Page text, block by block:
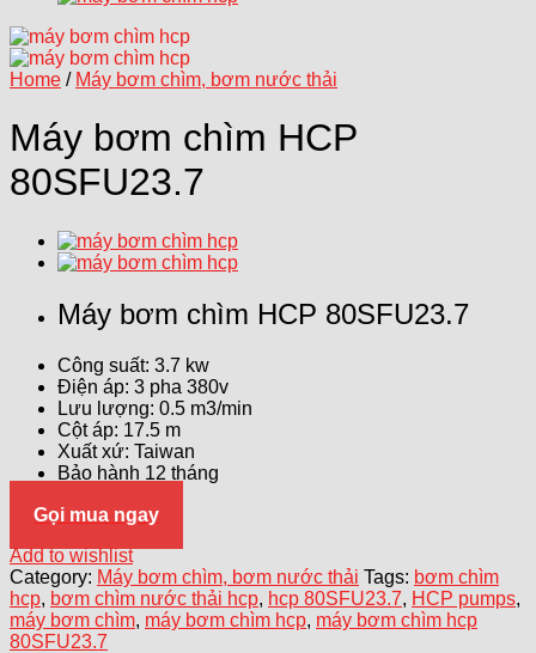
Home / Máy bơm chìm, bơm nước thải
Máy bơm chìm HCP
80SFU23.7
Máy bơm chìm HCP 80SFU23.7
Công suất: 3.7 kw
Điện áp: 3 pha 380v
Lưu lượng: 0.5 m3/min
Cột áp: 17.5 m
Xuất xứ: Taiwan
Bảo hành 12 tháng
Gọi mua ngay
Add to wishlist
Category: Máy bơm chìm, bơm nước thải Tags: bơm chìm
hcp, bơm chìm nước thải hcp, hcp 80SFU23.7, HCP pumps,
máy bơm chìm, máy bơm chìm hcp, máy bơm chìm hcp
80SFU23.7